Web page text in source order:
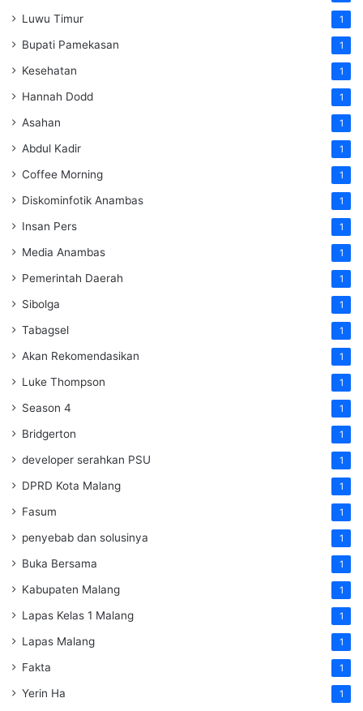
Luwu Timur 1
Bupati Pamekasan 1
Kesehatan 1
Hannah Dodd 1
Asahan 1
Abdul Kadir 1
Coffee Morning 1
Diskominfotik Anambas 1
Insan Pers 1
Media Anambas 1
Pemerintah Daerah 1
Sibolga 1
Tabagsel 1
Akan Rekomendasikan 1
Luke Thompson 1
Season 4 1
Bridgerton 1
developer serahkan PSU 1
DPRD Kota Malang 1
Fasum 1
penyebab dan solusinya 1
Buka Bersama 1
Kabupaten Malang 1
Lapas Kelas 1 Malang 1
Lapas Malang 1
Fakta 1
Yerin Ha 1